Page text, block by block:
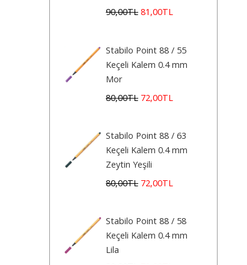
90,00TL 81 ,00TL
Stabilo Point 88 / 55
Keçeli Kalem 0.4 mm
Mor
80,00TL 72,00TL
Stabilo Point 88 / 63
Keçeli Kalem 0.4 mm
Zeytin Yeşili
80,00TL 72,00TL
Stabilo Point 88 / 58
Keçeli Kalem 0.4 mm
Lila